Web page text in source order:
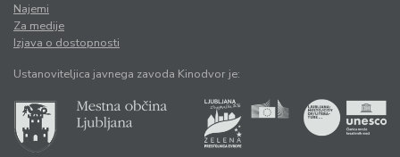
Najemi
Za medije
Izjava o dostopnosti
Ustanoviteljica javnega zavoda Kinodvor je: